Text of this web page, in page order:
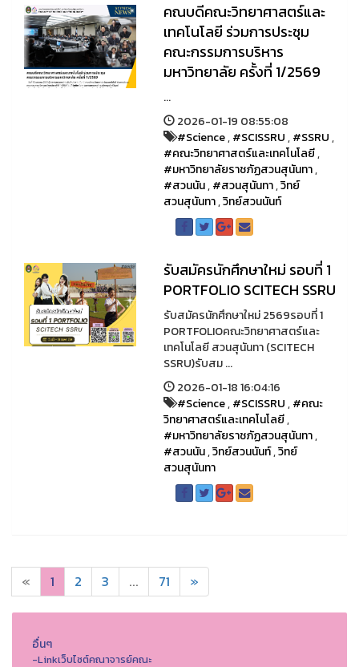
คณบดีคณะวิทยาศาสตร์และ
เทคโนโลยี ร่วมการประชุม
คณะกรรมการบริหาร
มหาวิทยาลัย ครั้งที่ 1/2569
...
2026-01-19 08:55:08
#Science,#SCISSRU,#SSRU,
#คณะวิทยาศาสตร์และเทคโนโลยี,
#มหาวิทยาลัยราชภัฏสวนสุนันทา,
#สวนนัน,#สวนสุนันทา,วิทย์
สวนสุนันทา,วิทย์สวนนันท์
รับสมัครนักศึกษาใหม่ รอบที่ 1
PORTFOLIO SCITECH SSRU
รับสมัครนักศึกษาใหม่ 2569รอบที่ 1
PORTFOLIOคณะวิทยาศาสตร์และ
เทคโนโลยี สวนสุนันทา (SCITECH
SSRU)รับสม ...
2026-01-18 16:04:16
#Science,#SCISSRU,#คณะ
วิทยาศาสตร์และเทคโนโลยี,
#มหาวิทยาลัยราชภัฏสวนสุนันทา,
#สวนนัน,วิทย์สวนนันท์,วิทย์
สวนสุนันทา
« 1 2 3 ... 71 »
อื่นๆ
-Linkเว็บไซต์คณาจารย์คณะ